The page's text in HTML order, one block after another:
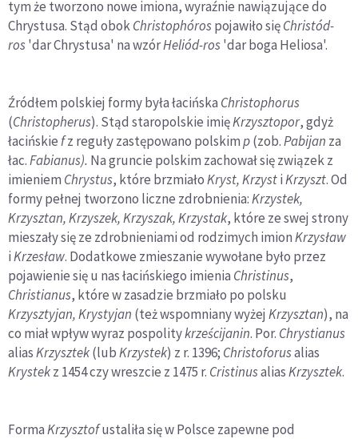
tym że tworzono nowe imiona, wyraźnie nawiązujące do
Chrystusa. Stąd obokChristophórospojawiło sięChristód-
ros'dar Chrystusa' na wzórHeliód-ros'dar boga Heliosa'.
Źródłem polskiej formy była łacińska Christophorus
(Christopherus). Stąd staropolskie imięKrzysztopor, gdyż
łacińskiefz reguły zastępowano polskimp(zob.Pabijan za
łac.Fabianus). Na gruncie polskim zachował się związek z
imieniem Chrystus, które brzmiałoKryst, KrzystiKrzyszt. Od
formy pełnej tworzono liczne zdrobnienia:Krzystek,
Krzysztan, Krzyszek, Krzyszak, Krzystak, które ze swej strony
mieszały się ze zdrobnieniami od rodzimych imionKrzysław
iKrzesław. Dodatkowe zmieszanie wywołane było przez
pojawienie się u nas łacińskiego imienia Christinus,
Christianus, które w zasadzie brzmiało po polsku
Krzysztyjan, Krystyjan (też wspomniany wyżej Krzysztan), na
co miał wpływ wyraz pospolitykrześcijanin. Por. Chrystianus
aliasKrzysztek(lubKrzystek) z r. 1396; Christoforusalias
Krystekz 1454 czy wreszcie z 1475 r. CristinusaliasKrzysztek.
FormaKrzysztofustaliła się w Polsce zapewne pod